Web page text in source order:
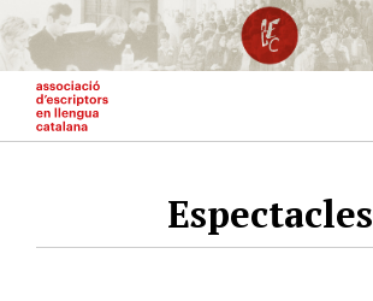
Vés
al
contingut
Espectacles